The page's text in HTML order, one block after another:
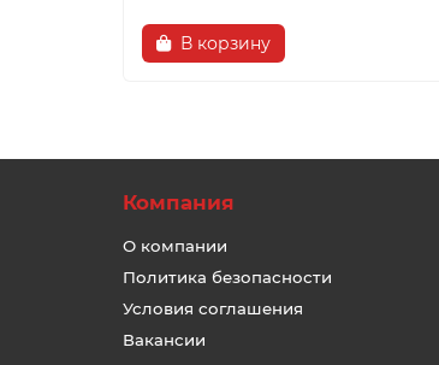
В корзину
Компания
О компании
Политика безопасности
Условия соглашения
Вакансии